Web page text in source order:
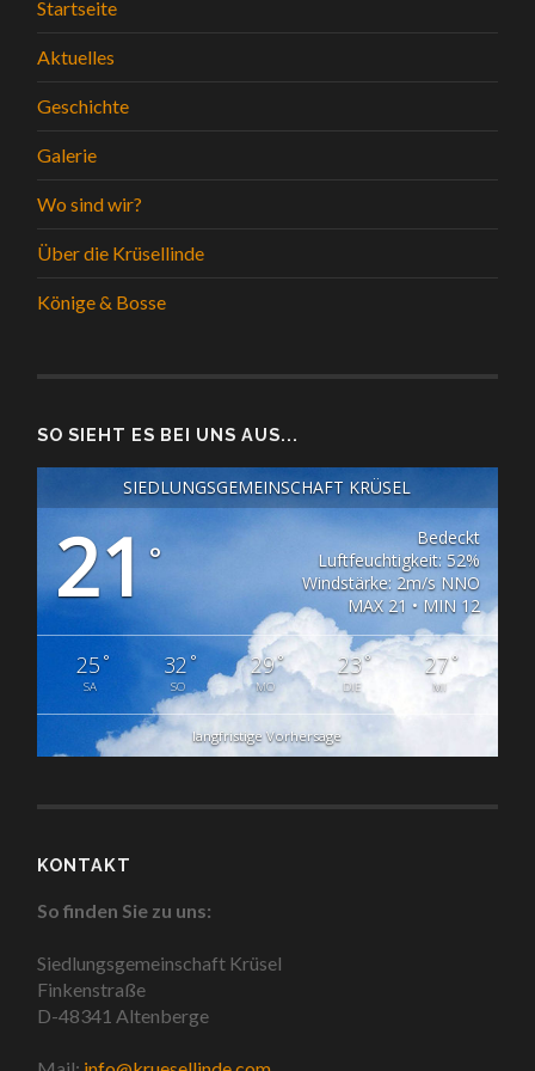
Startseite
Aktuelles
Geschichte
Galerie
Wo sind wir?
Über die Krüsellinde
Könige & Bosse
SO SIEHT ES BEI UNS AUS...
SIEDLUNGSGEMEINSCHAFT KRÜSEL
21°
Bedeckt
Luftfeuchtigkeit: 52%
Windstärke: 2m/s NNO
MAX 21 • MIN 12
25°
SA
32 °
SO
29°
MO
23°
DIE
27°
MI
langfristige Vorhersage
KONTAKT
So finden Sie zu uns:
Siedlungsgemeinschaft Krüsel
Finkenstraße
D-48341 Altenberge